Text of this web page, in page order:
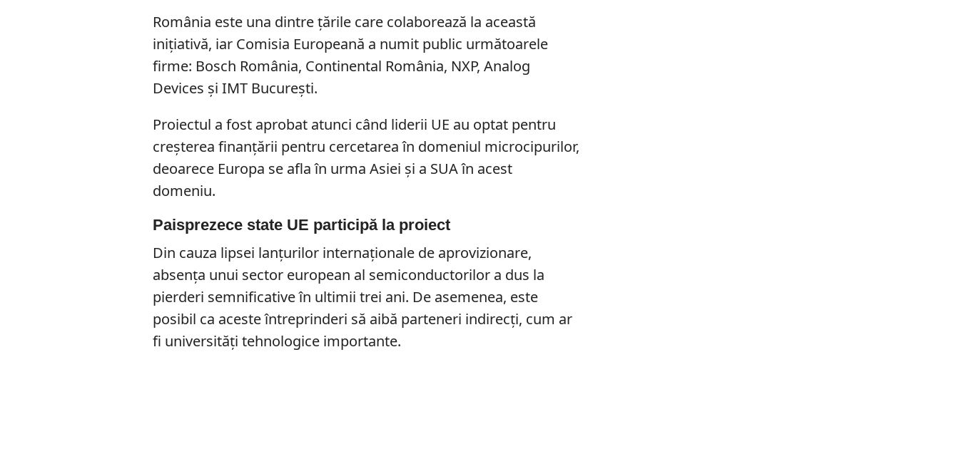
România este una dintre țările care colaborează la această
inițiativă, iar Comisia Europeană a numit public următoarele
firme: Bosch România, Continental România, NXP, Analog
Devices și IMT București.
Proiectul a fost aprobat atunci când liderii UE au optat pentru
creșterea finanțării pentru cercetarea în domeniul microcipurilor,
deoarece Europa se afla în urma Asiei și a SUA în acest
domeniu.
Paisprezece state UE participă la proiect
Din cauza lipsei lanțurilor internaționale de aprovizionare,
absența unui sector european al semiconductorilor a dus la
pierderi semnificative în ultimii trei ani. De asemenea, este
posibil ca aceste întreprinderi să aibă parteneri indirecți, cum ar
fi universități tehnologice importante.